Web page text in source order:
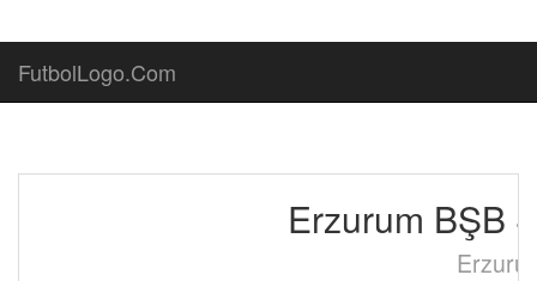
FutbolLogo.Com
Erzurum BŞB